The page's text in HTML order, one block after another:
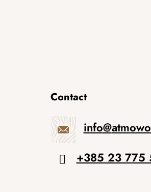
Contact
info@
+385 23 775